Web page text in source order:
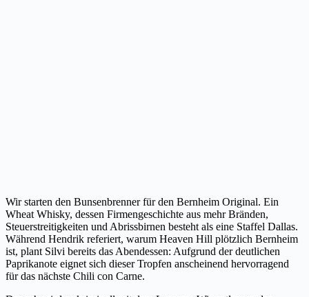
Wir starten den Bunsenbrenner für den Bernheim Original. Ein
Wheat Whisky, dessen Firmengeschichte aus mehr Bränden,
Steuerstreitigkeiten und Abrissbirnen besteht als eine Staffel Dallas.
Während Hendrik referiert, warum Heaven Hill plötzlich Bernheim
ist, plant Silvi bereits das Abendessen: Aufgrund der deutlichen
Paprikanote eignet sich dieser Tropfen anscheinend hervorragend
für das nächste Chili con Carne.